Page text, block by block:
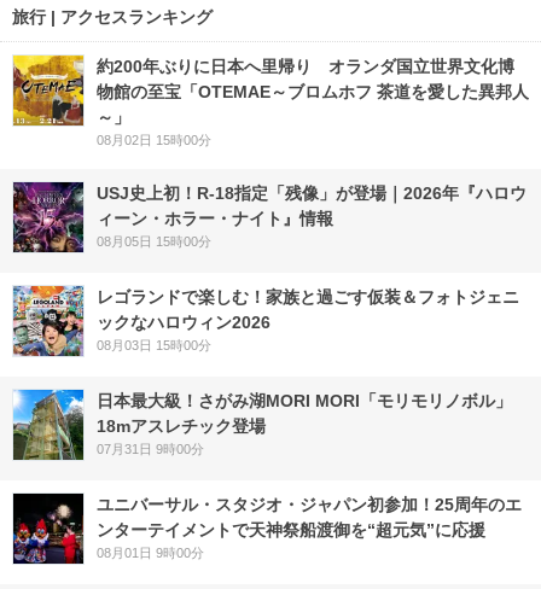
旅行 | アクセスランキング
約200年ぶりに日本へ里帰り オランダ国立世界文化博
物館の至宝「OTEMAE～ブロムホフ 茶道を愛した異邦人
～」
08月02日 15時00分
USJ史上初！R-18指定「残像」が登場｜2026年『ハロウ
ィーン・ホラー・ナイト』情報
08月05日 15時00分
レゴランドで楽しむ！家族と過ごす仮装＆フォトジェニ
ックなハロウィン2026
08月03日 15時00分
日本最大級！さがみ湖MORI MORI「モリモリノボル」
18mアスレチック登場
07月31日 9時00分
ユニバーサル・スタジオ・ジャパン初参加！25周年のエ
ンターテイメントで天神祭船渡御を“超元気”に応援
08月01日 9時00分